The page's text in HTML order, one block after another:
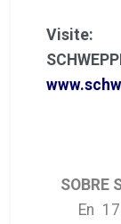
Visite:
SOBRE
En